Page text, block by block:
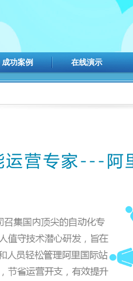
成功案例 在线演示